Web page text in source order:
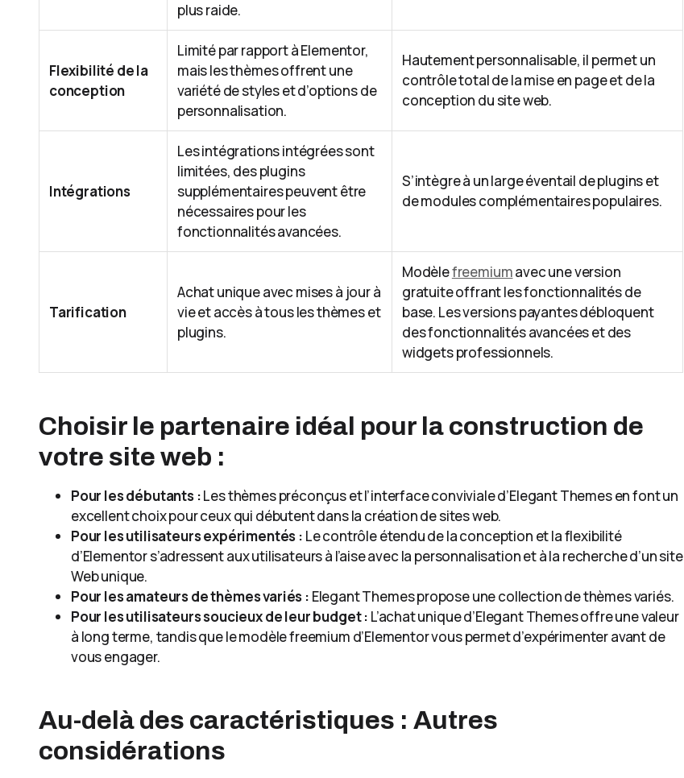
plus raide.
Flexibilité de la
conception
Limité par rapport à Elementor,
mais les thèmes offrent une
variété de styles et d’options de
personnalisation.
Hautement personnalisable, il permet un
contrôle total de la mise en page et de la
conception du site web.
Intégrations
Les intégrations intégrées sont
limitées, des plugins
supplémentaires peuvent être
nécessaires pour les
fonctionnalités avancées.
S’intègre à un large éventail de plugins et
de modules complémentaires populaires.
Tarification
Achat unique avec mises à jour à
vie et accès à tous les thèmes et
plugins.
Modèlefreemiumavec une version
gratuite offrant les fonctionnalités de
base. Les versions payantes débloquent
des fonctionnalités avancées et des
widgets professionnels.
Choisir le partenaire idéal pour la construction de
votre site web :
Pour les débutants :Les thèmes préconçus et l’interface conviviale d’Elegant Themes en font un
excellent choix pour ceux qui débutent dans la création de sites web.
Pour les utilisateurs expérimentés : Le contrôle étendu de la conception et la flexibilité
d’Elementor s’adressent aux utilisateurs à l’aise avec la personnalisation et à la recherche d’un site
Web unique.
Pour les amateurs de thèmes variés : Elegant Themes propose une collection de thèmes variés.
Pour les utilisateurs soucieux de leur budget : L’achat unique d’Elegant Themes offre une valeur
à long terme, tandis que le modèle freemium d’Elementor vous permet d’expérimenter avant de
vous engager.
Au-delà des caractéristiques : Autres
considérations